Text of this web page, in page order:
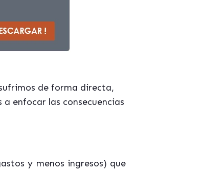
de forma directa,
enfocar las consecuencias
y menos ingresos) que